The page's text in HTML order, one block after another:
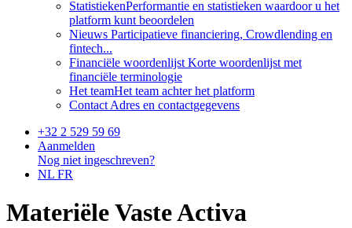
StatistiekenPerformantie en statistieken waardoor u het
platform kunt beoordelen
Nieuws Participatieve financiering, Crowdlending en
fintech...
Financiële woordenlijst Korte woordenlijst met
financiële terminologie
Het teamHet team achter het platform
Contact Adres en contactgegevens
+32 2 529 59 69
Aanmelden
Nog niet ingeschreven?
NL FR
Materiële Vaste Activa